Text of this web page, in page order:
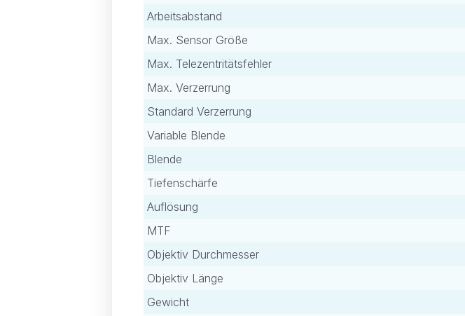
Arbeitsabstand
Max. Sensor Größe
Max. Telezentritätsfehler
Max. Verzerrung
Standard Verzerrung
Variable Blende
Blende
Tiefenschärfe
Auflösung
MTF
Objektiv Durchmesser
Objektiv Länge
Gewicht